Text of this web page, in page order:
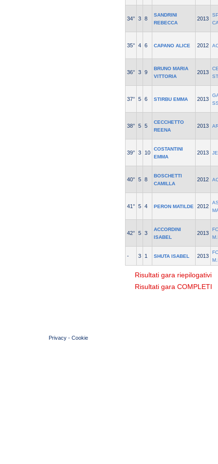
34° 3 8
SANDRINI
REBECCA
2013
35° 4 6 CAPANO ALICE 2012
36° 3 9
BRUNO MARIA
VITTORIA
2013
37° 5 6 STIRBU EMMA 2013
38° 5 5
CECCHETTO
REENA
2013
39° 3 10
COSTANTINI
EMMA
2013
40° 5 8
BOSCHETTI
CAMILLA
2012
41° 5 4 PERON MATILDE 2012
42° 5 3
ACCORDINI
ISABEL
2013
- 3 1 SHUTA ISABEL 2013
Risultati gara riepilogativi
Risultati gara COMPLETI
Privacy - Cookie